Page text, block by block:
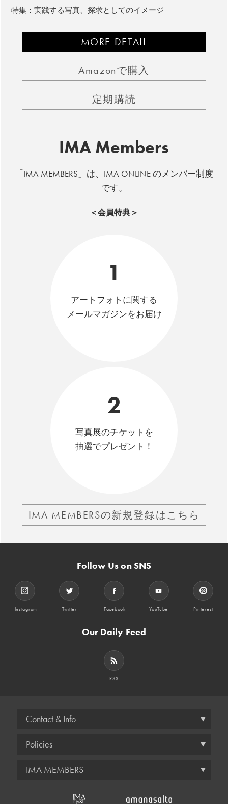
特集：実践する写真、探求としてのイメージ
MORE DETAIL
Amazonで購入
定期購読
IMA Members
「IMA MEMBERS」は、IMA ONLINE のメンバー制度
です。
＜会員特典＞
1
アートフォトに関する
メールマガジンをお届け
2
写真展のチケットを
抽選でプレゼント！
IMA MEMBERSの新規登録はこちら
Follow Us on SNS
Instagram Twitter Facebook YouTube Pinterest
Our Daily Feed
RSS
Contact & Info
Policies
IMA MEMBERS